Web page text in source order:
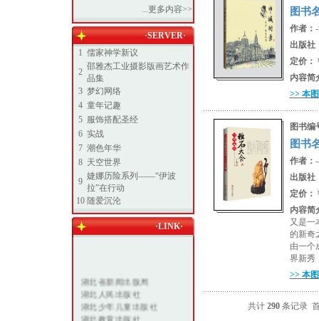
...更多内容>>
·SERVER·
1 儒家神学新议
2
邵雅杰工业摄影版画艺术作
品集
3 梦幻网络
4 童年记趣
5 服饰搭配圣经
6 实战
7 潮色年华
8 天空世界
9
婕娜历险系列——“伊波
拉”在行动
10 随爱沉沦
·LINK·
湖北省新闻出版局
湖北人民出版社
湖北少年儿童出版社
湖北教育出版社
图书
作者：
出版社
定价：
内容简
>> 本
图书编
图书
作者：
出版社
定价：
内容简
又是一
的新奇
由一个
界新秀
>> 本
共计 290条记录